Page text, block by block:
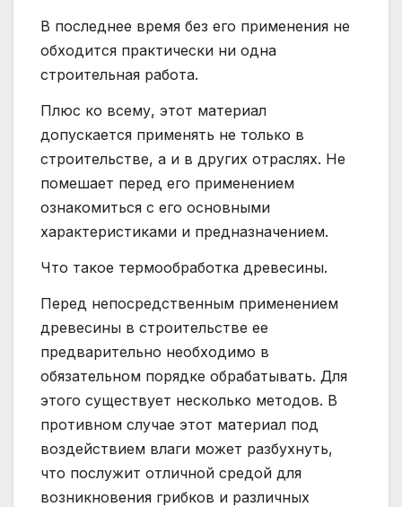
В последнее время без его применения не
обходится практически ни одна
строительная работа.
Плюс ко всему, этот материал
допускается применять не только в
строительстве, а и в других отраслях. Не
помешает перед его применением
ознакомиться с его основными
характеристиками и предназначением.
Что такое термообработка древесины.
Перед непосредственным применением
древесины в строительстве ее
предварительно необходимо в
обязательном порядке обрабатывать. Для
этого существует несколько методов. В
противном случае этот материал под
воздействием влаги может разбухнуть,
что послужит отличной средой для
возникновения грибков и различных